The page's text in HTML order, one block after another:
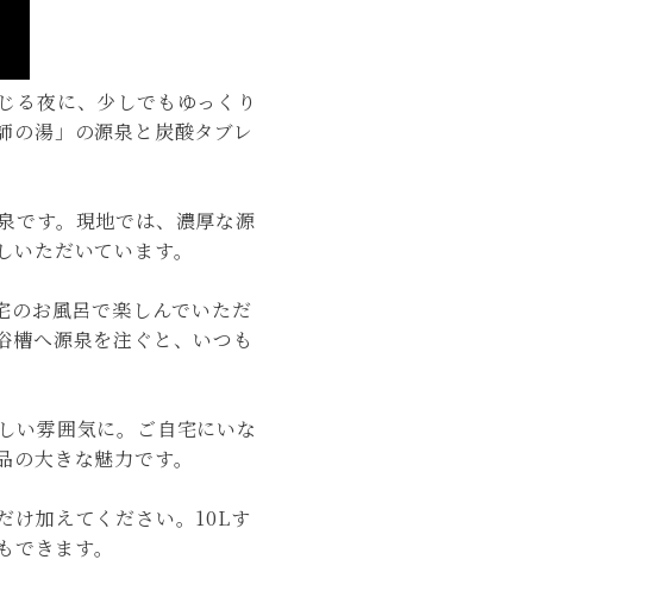
る夜に、少しでもゆっくり
の湯」の源泉と炭酸タブレ
です。現地では、濃厚な源
ただいています。
のお風呂で楽しんでいただ
槽へ源泉を注ぐと、いつも
い雰囲気に。ご自宅にいな
大きな魅力です。
け加えてください。10Lす
きます。